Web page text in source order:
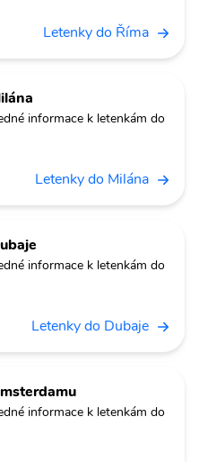
Letenky do Říma
informace k letenkám do
Letenky do Milána
informace k letenkám do
Letenky do Dubaje
informace k letenkám do